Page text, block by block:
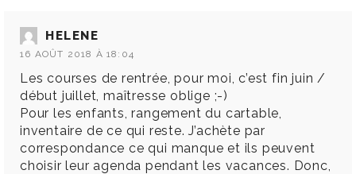
HELENE
16 AOÛT 2018 À 18:04
Les courses de rentrée, pour moi, c’est fin juin /
début juillet, maîtresse oblige ;-)
Pour les enfants, rangement du cartable,
inventaire de ce qui reste. J’achète par
correspondance ce qui manque et ils peuvent
choisir leur agenda pendant les vacances. Donc,